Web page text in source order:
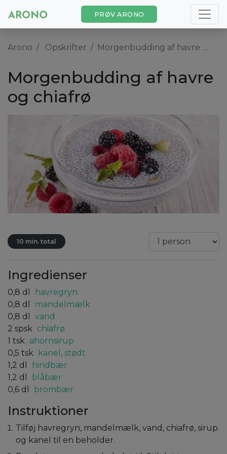
PRØV ARONO
Arono Opskrifter Morgenbudding af havre og chiafrø
Morgenbudding af havre
og chiafrø
10 min. total
Ingredienser
0,8 dl
havregryn
0,8 dl
mandelmælk
0,8 dl
vand
2 spsk chiafrø
1 tsk ahornsirup
0,5 tsk
kanel, stødt
1,2 dl
hindbær
1,2 dl
blåbær
0,6 dl brombær
Instruktioner
Tilføj havregryn, mandelmælk, vand, chiafrø, sirup
og kanel til en beholder.